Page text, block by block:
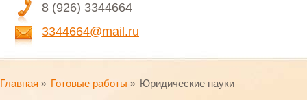
8 (926) 3344664
3344664@mail.ru
Главная Готовые работы Юридические науки